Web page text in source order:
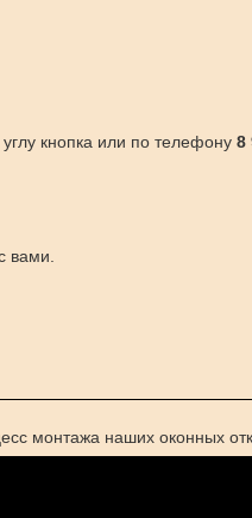
кнопка или по телефону 8
вами.
монтажа наших оконных